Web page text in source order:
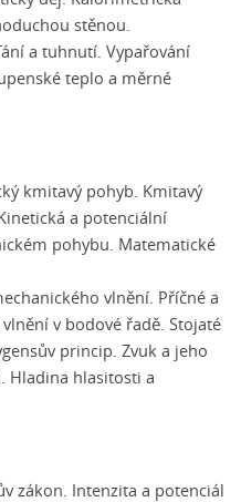
stěnou.
a tuhnutí. Vypařování
teplo a měrné
kmitavý pohyb. Kmitavý
a potenciální
pohybu. Matematické
vlnění. Příčné a
v bodové řadě. Stojaté
princip. Zvuk a jeho
Hladina hlasitosti a
zákon. Intenzita a potenciál